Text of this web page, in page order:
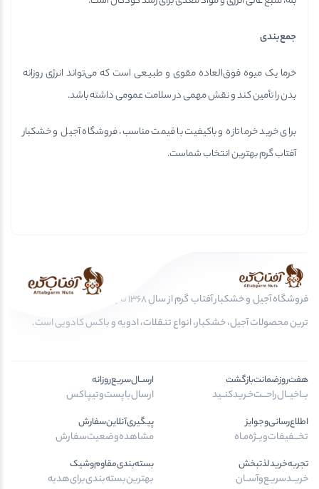
جمع‌بندی
خرما یک میوه فوق‌العاده مقوی و طبیعی است که می‌تواند انرژی روزانه
بدن را تأمین کند و نقش مهمی در سلامت عمومی داشته باشد.
برای خرید خرما تازه و باکیفیت با قیمت مناسب، فروشگاه آجیل و خشکبار
آفتاب گرم بهترین انتخاب شماست.
فروشگاه آجیل و خشکبار آفتاب گرم از سال 1368 تا به امروز، عرضه کننده مرغوب
ترین محصولات آجیل، خشکبار، انواع تنقلات، ادویه و باکس کادویی است.
هفت‌روز‌ضمانت‌بازگشت
بــا‌خیــال‌راحـــت‌خـرید‌کنــید
ارســال‌سریع‌روزانه
ارسال‌با‌پست‌و‌تیپاکس
اطلاع‌رسانی‌و‌جوایز
تخـــفیفات‌ویــژه‌مـاه
پیگیری‌آنلاین‌سفارش
مشاهده‌وضعیت‌سفارش
تجربه‌خرید‌لذتبخش
خریــد‌سریـع‌و‌آســان
بسته‌بندی‌مقاوم‌وشیک
بهترین‌بسته‌بندی‌برای‌هدیه